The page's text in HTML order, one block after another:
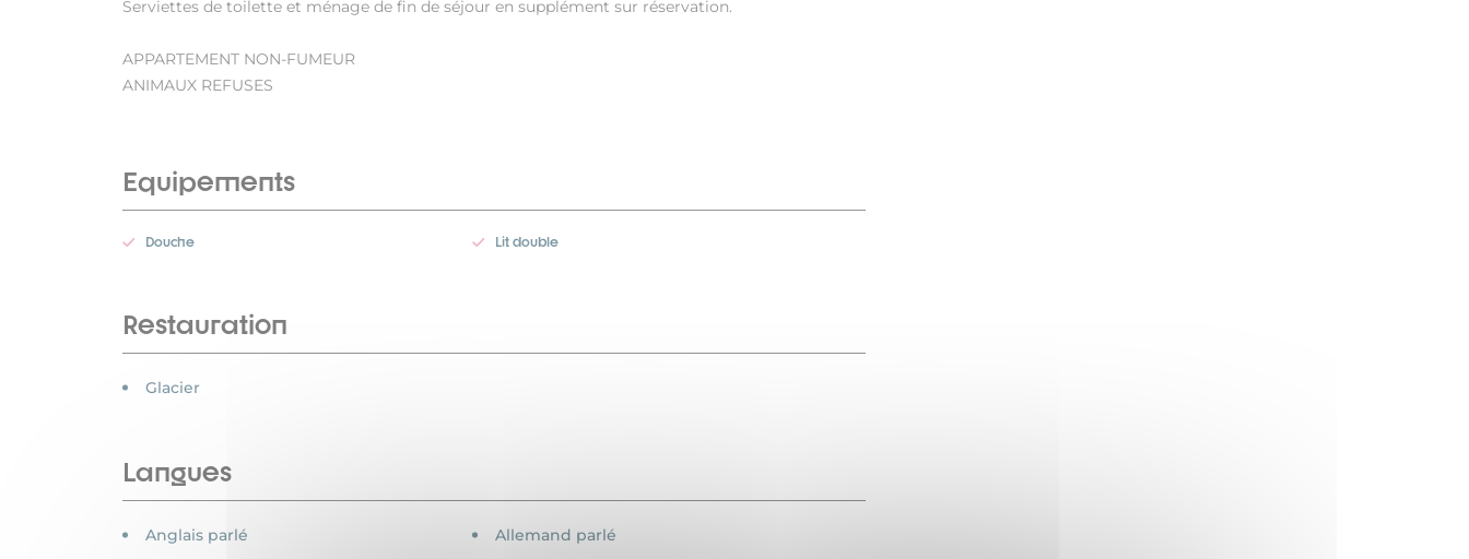
Serviettes de toilette et ménage de fin de séjour en supplément sur réservation.
APPARTEMENT NON-FUMEUR
ANIMAUX REFUSES
Equipements
Douche Lit double
Restauration
Glacier
Langues
Anglais parlé
Allemand parlé